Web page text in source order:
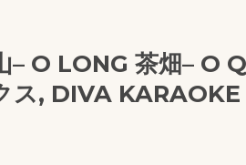
– O LONG 茶畑– O
ス, DIVA